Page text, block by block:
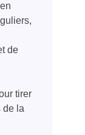
de
tirer
de la